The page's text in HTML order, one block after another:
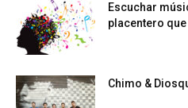
Escuchar
placentero
Chimo &